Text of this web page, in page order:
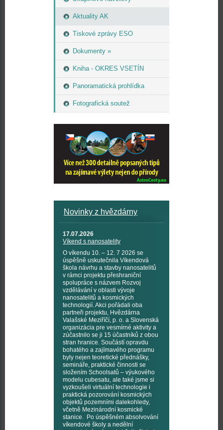
Aktuality AK
Tiskové zprávy ESO
Dokumenty »
Kniha - OKRES VSETÍN
Panoramatická prohlídka
Fotografická soutež
Novinky z hvězdárny
17.07.2026
Víkend s nanosatelity
O víkendu 10. – 12. 7 2026 se
úspěšně uskutečnila Víkendová
škola návrhu a stavby nanosatelitů
v rámci projektu přeshraniční
spolupráce s názvem Rozvoj
vzdělávání v oblasti vývoje
nanosatelitů a kosmických
technologií. Akci pořádali oba
partneři projektu, Hvězdárna
Valašské Meziříčí, p. o. a Slovenská
organizácia pre vesmírné aktivity a
zúčastnilo se ji 15 účastníků z obou
stran hranice. Součástí opravdu
bohatého a zajímavého programu
byly nejen teoretické přednášky,
semináře, praktické činnosti se
složením Schoolsatů – výukového
modelu cubesatu, ale také jsme si
vyzkoušeli virtuální technologie i
praktická pozorování kosmických
objektů pozemními dalekohledy,
včetně Mezinárodní kosmické
stanice. Po úspěšném absolvování
víkendové školy a nedělní